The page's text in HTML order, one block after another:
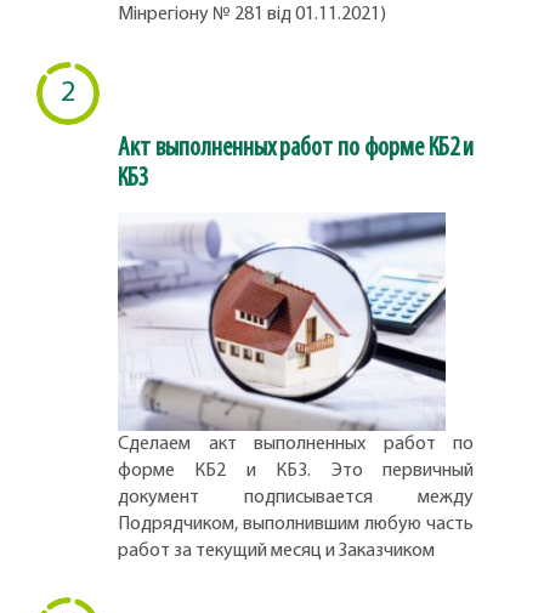
Мінрегіону № 281 від 01.11.2021)
2
Акт выполненных работ по форме КБ2 и
КБ3
Сделаем акт выполненных работ по
форме КБ2 и КБ3. Это первичный
документ подписывается между
Подрядчиком, выполнившим любую часть
работ за текущий месяц и Заказчиком